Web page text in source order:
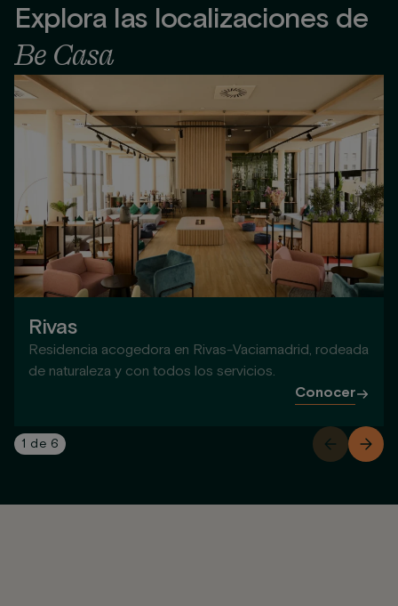
Explora las localizaciones de
Be Casa
Rivas
Residencia acogedora en Rivas-Vaciamadrid, rodeada
de naturaleza y con todos los servicios.
Conocer
1 de 6